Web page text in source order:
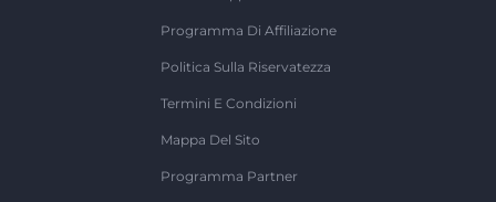
Programma Di Affiliazione
Politica Sulla Riservatezza
Termini E Condizioni
Mappa Del Sito
Programma Partner